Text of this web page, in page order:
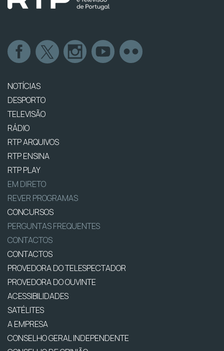
NOTÍCIAS
DESPORTO
TELEVISÃO
RÁDIO
RTP ARQUIVOS
RTP ENSINA
RTP PLAY
EM DIRETO
REVER PROGRAMAS
CONCURSOS
PERGUNTAS FREQUENTES
CONTACTOS
CONTACTOS
PROVEDORA DO TELESPECTADOR
PROVEDORA DO OUVINTE
ACESSIBILIDADES
SATÉLITES
A EMPRESA
CONSELHO GERAL INDEPENDENTE